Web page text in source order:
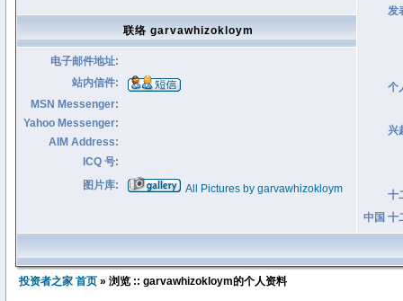
发
个
兴
十
中国 十
联络 garvawhizokloym
电子邮件地址:
站内信件:
MSN Messenger:
Yahoo Messenger:
AIM Address:
ICQ 号:
图片库:
All Pictures by garvawhizokloym
投资者之家 首页 » 浏览 :: garvawhizokloym的个人资料